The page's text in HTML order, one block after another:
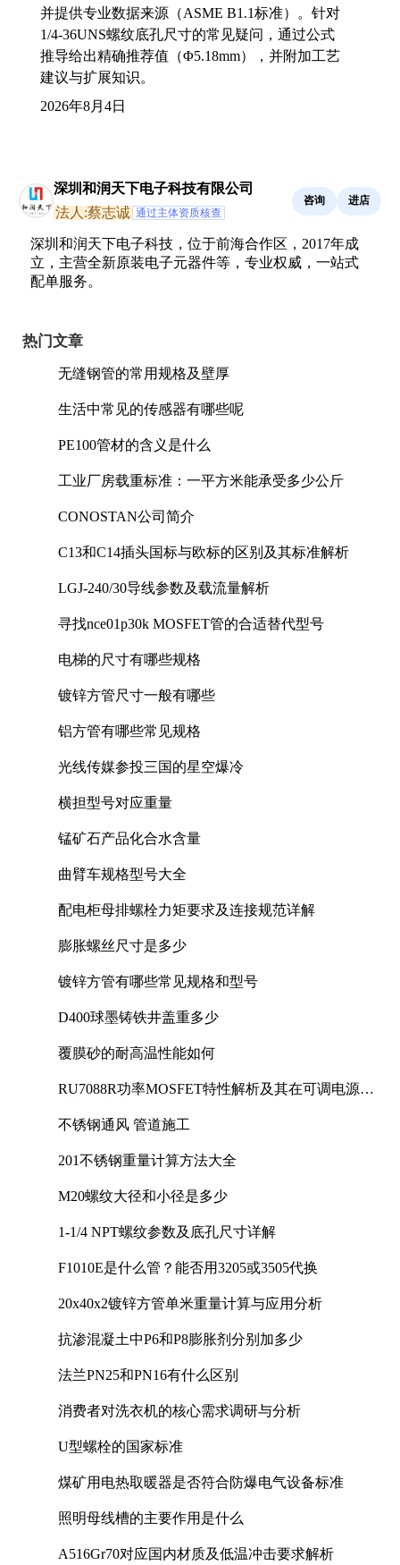
并提供专业数据来源（ASME B1.1标准）。针对
1/4-36UNS螺纹底孔尺寸的常见疑问，通过公式
推导给出精确推荐值（Φ5.18mm），并附加工艺
建议与扩展知识。
2026年8月4日
深圳和润天下电子科技有限公司
法人:蔡志诚 通过主体资质核查
咨询 进店
深圳和润天下电子科技，位于前海合作区，2017年成
立，主营全新原装电子元器件等，专业权威，一站式
配单服务。
热门文章
无缝钢管的常用规格及壁厚
生活中常见的传感器有哪些呢
PE100管材的含义是什么
工业厂房载重标准：一平方米能承受多少公斤
CONOSTAN公司简介
C13和C14插头国标与欧标的区别及其标准解析
LGJ-240/30导线参数及载流量解析
寻找nce01p30k MOSFET管的合适替代型号
电梯的尺寸有哪些规格
镀锌方管尺寸一般有哪些
铝方管有哪些常见规格
光线传媒参投三国的星空爆冷
横担型号对应重量
锰矿石产品化合水含量
曲臂车规格型号大全
配电柜母排螺栓力矩要求及连接规范详解
膨胀螺丝尺寸是多少
镀锌方管有哪些常见规格和型号
D400球墨铸铁井盖重多少
覆膜砂的耐高温性能如何
RU7088R功率MOSFET特性解析及其在可调电源设
不锈钢通风 管道施工
201不锈钢重量计算方法大全
M20螺纹大径和小径是多少
1-1/4 NPT螺纹参数及底孔尺寸详解
F1010E是什么管？能否用3205或3505代换
20x40x2镀锌方管单米重量计算与应用分析
抗渗混凝土中P6和P8膨胀剂分别加多少
法兰PN25和PN16有什么区别
消费者对洗衣机的核心需求调研与分析
U型螺栓的国家标准
煤矿用电热取暖器是否符合防爆电气设备标准
照明母线槽的主要作用是什么
A516Gr70对应国内材质及低温冲击要求解析